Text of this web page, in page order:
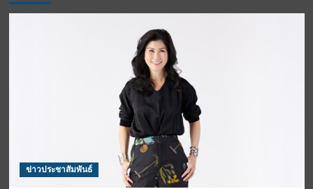
ข่าวประชาสัมพันธ์